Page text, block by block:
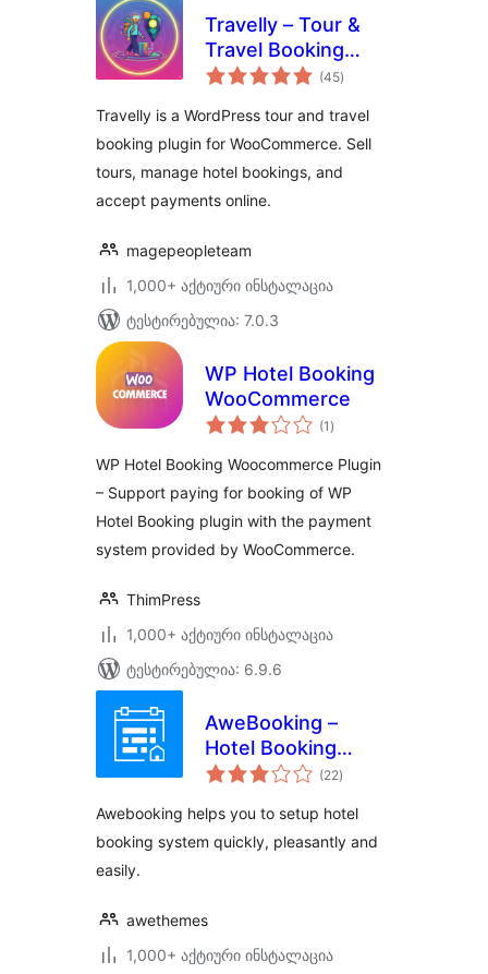
Travelly – Tour &
Travel Booking
Manager for (45საერთო
რეიტინგი
)
Travelly is a WordPress tour and travel
booking plugin for WooCommerce. Sell
tours, manage hotel bookings, and
accept payments online.
magepeopleteam
1,000+ აქტიური ინსტალაცია
ტესტირებულია: 7.0.3
WP Hotel Booking
WooCommerce
(1 საერთო
რეიტინგი
)
WP Hotel Booking Woocommerce Plugin
– Support paying for booking of WP
Hotel Booking plugin with the payment
system provided by WooCommerce.
ThimPress
1,000+ აქტიური ინსტალაცია
ტესტირებულია: 6.9.6
AweBooking –
Hotel Booking
System
(22საერთო
რეიტინგი
)
Awebooking helps you to setup hotel
booking system quickly, pleasantly and
easily.
awethemes
1,000+ აქტიური ინსტალაცია